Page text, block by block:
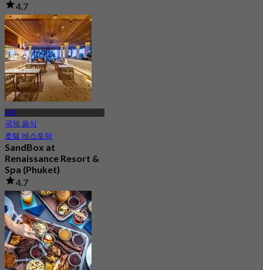
4.7
375 예약됨
에서฿ 795
푸켓
국제 음식
호텔 레스토랑
SandBox at
Renaissance Resort &
Spa (Phuket)
4.7
116 예약됨
에서฿ 530